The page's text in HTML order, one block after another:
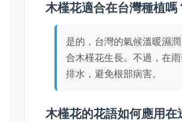
木槿花適合在台灣種植嗎
是的，台灣的氣候溫暖濕
合木槿花生長。不過，在
排水，避免根部病害。
木槿花的花語如何應用在